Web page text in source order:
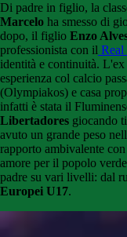
Di padre in figlio, la
Marcelo ha smesso di
dopo, il figlio Enzo
professionista con il Real
identità e continuità. L'ex
esperienza col calcio
(Olympiakos) e casa
infatti è stata il
Libertadores giocando
avuto un grande peso
rapporto ambivalente
amore per il popolo
padre su vari livelli: dal
Europei U17.